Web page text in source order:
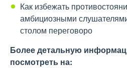
Как избежать
амбициозными
столом переговоро
Более детальную
посмотреть на: